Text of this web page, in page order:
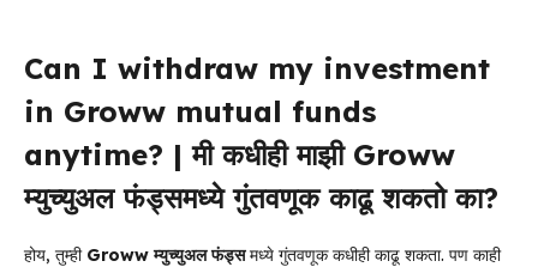
Can I withdraw my investment
in Groww mutual funds
anytime? | मी कधीही माझी Groww
म्युच्युअल फंड्समध्ये गुंतवणूक काढू शकतो का?
होय, तुम्ही Groww म्युच्युअल फंड्समध्ये गुंतवणूक कधीही काढू शकता. पण काही